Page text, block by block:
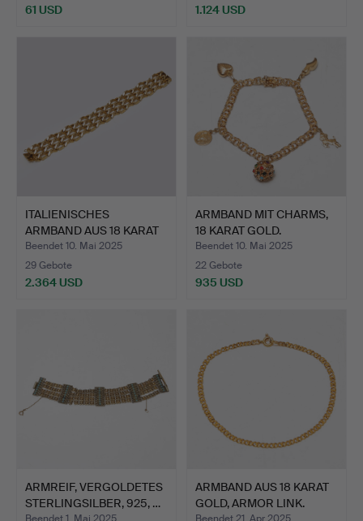
61 USD 1.124 USD
ITALIENISCHES
ARMBAND AUS 18 KARAT
GOLD.
Beendet 10. Mai 2025
29 Gebote
2.364 USD
ARMBAND MIT CHARMS,
18 KARAT GOLD.
Beendet 10. Mai 2025
22 Gebote
935 USD
ARMREIF, VERGOLDETES
STERLINGSILBER, 925, …
Beendet 1. Mai 2025
ARMBAND AUS 18 KARAT
GOLD, ARMOR LINK.
Beendet 21. Apr 2025